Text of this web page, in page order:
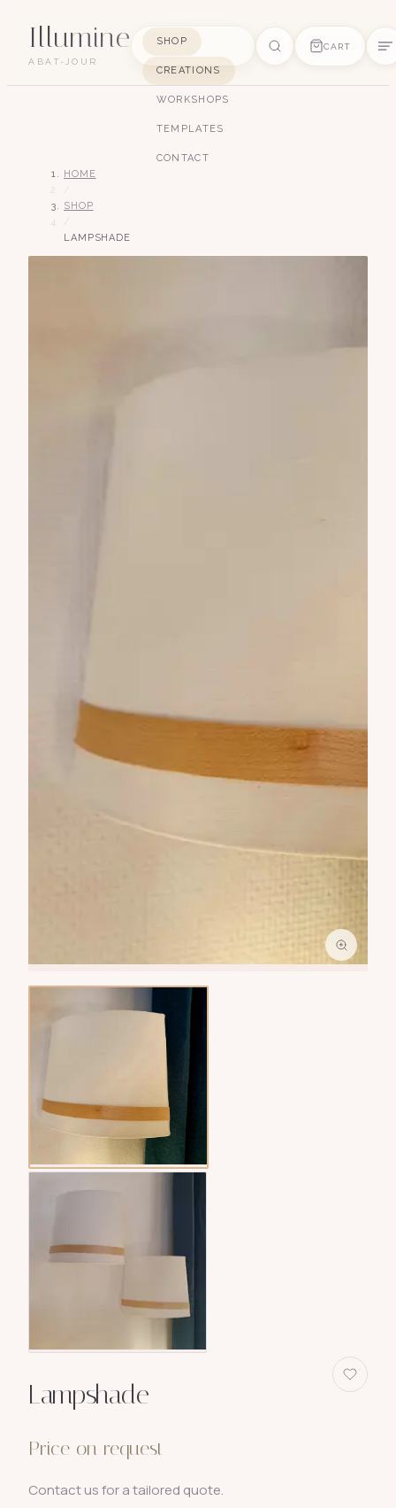
Illumine
ABAT-JOUR
SHOP
CREATIONS
WORKSHOPS
TEMPLATES
CONTACT
CART
HOME
SHOP
LAMPSHADE
Lampshade
Price on request
Contact us for a tailored quote.